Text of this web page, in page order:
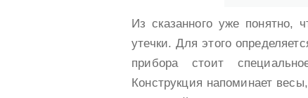
Из сказанного уже понятно,
утечки. Для этого
прибора стоит
Конструкция напоминает